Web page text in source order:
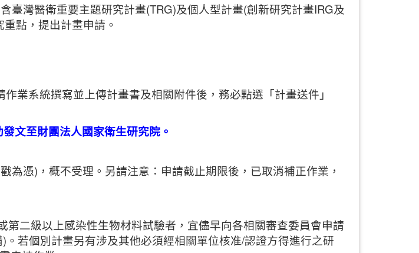
臺灣醫衛重要主題研究計畫(TRG)及個人型計畫(創新研究計畫IRG及
點，提出計畫申請。
作業系統撰寫並上傳計畫書及相關附件後，務必點選「計畫送件」
文至財團法人國家衛生研究院。
為憑)，概不受理。另請注意：申請截止期限後，已取消補正作業，
二級以上感染性生物材料試驗者，宜儘早向各相關審查委員會申請
若個別計畫另有涉及其他必須經相關單位核准/認證方得進行之研